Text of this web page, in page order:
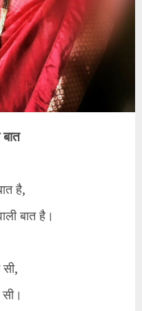
बात
है,
बात है।
सी,